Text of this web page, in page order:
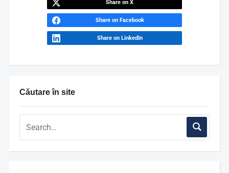
Căutare în site
Share on X
Share on Facebook
Share on LinkedIn